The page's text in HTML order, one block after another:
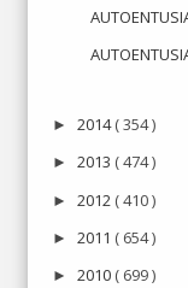
► 2014( 354 )
► 2013 ( 474 )
► 2012 ( 410 )
► 2011 ( 654 )
► 2010 ( 699 )